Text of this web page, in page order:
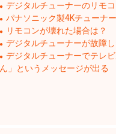
デジタルチューナーのリモ
パナソニック製4Kチューナ
リモコンが壊れた場合は？
デジタルチューナーが故障
デジタルチューナーでテレ
ん」というメッセージが出る